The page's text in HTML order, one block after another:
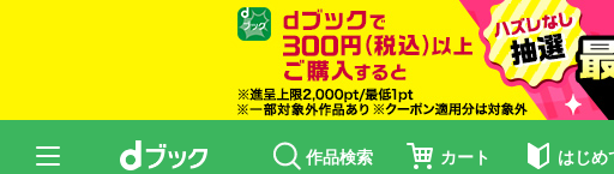
作品検索 カート はじめ